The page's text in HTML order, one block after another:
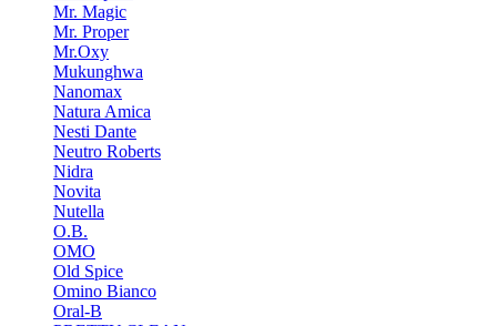
Mr. Magic
Mr. Proper
Mr.Oxy
Mukunghwa
Nanomax
Natura Amica
Nesti Dante
Neutro Roberts
Nidra
Novita
Nutella
O.B.
OMO
Old Spice
Omino Bianco
Oral-B